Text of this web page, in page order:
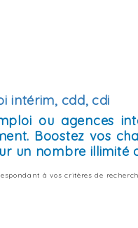
intérim, cdd, cdi
ou agences
Boostez vos
un nombre illimité
à vos critères de